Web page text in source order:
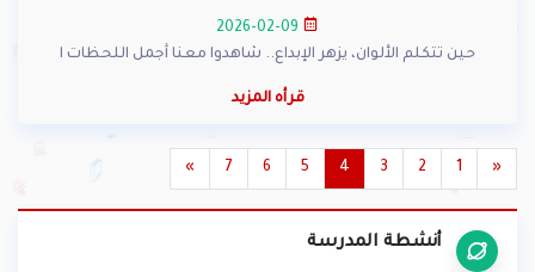
حين تتكلم الألوان، يزهر الإبداع.. شاهدوا معنا أجمل اللحظات ا
قرأه المزيد
«
1
2
3
4
5
6
7
»
أنشطة المدرسة